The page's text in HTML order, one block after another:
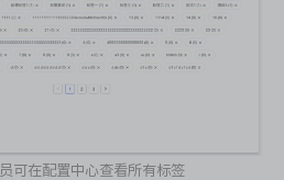
可在配置中心查看所有标签